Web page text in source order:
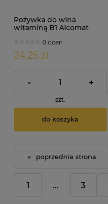
Pożywka do wina
witaminą B1 Alcomat
0 ocen
24,25 zł
- +
szt.
do koszyka
«
1 ... 3